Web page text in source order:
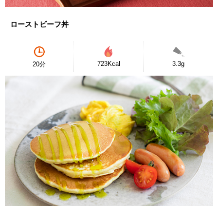
ローストビーフ丼
20分 723Kcal 3.3g